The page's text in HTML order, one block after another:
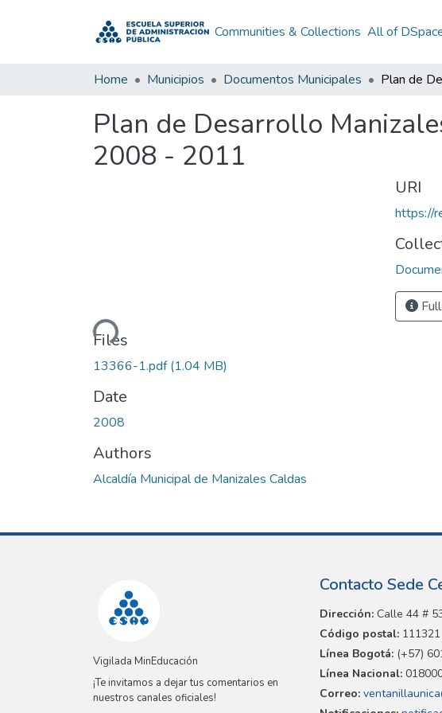
Communities & Collections All of
Home Municipios Documentos Municipales
Plan de Desarrollo
2008 - 2011
Loading...
Files
13366-1.pdf(1.04 MB)
Date
2008
Authors
Alcaldía Municipal de Manizales Caldas
URI
https://
Vigilada MinEducación
¡Te invitamos a dejar tus comentarios en
nuestros canales oficiales!
Contacto Sede
Dirección: Calle 44 #
Código postal: 111321
Línea Bogotá: (+57)
Línea Nacional:
Correo: